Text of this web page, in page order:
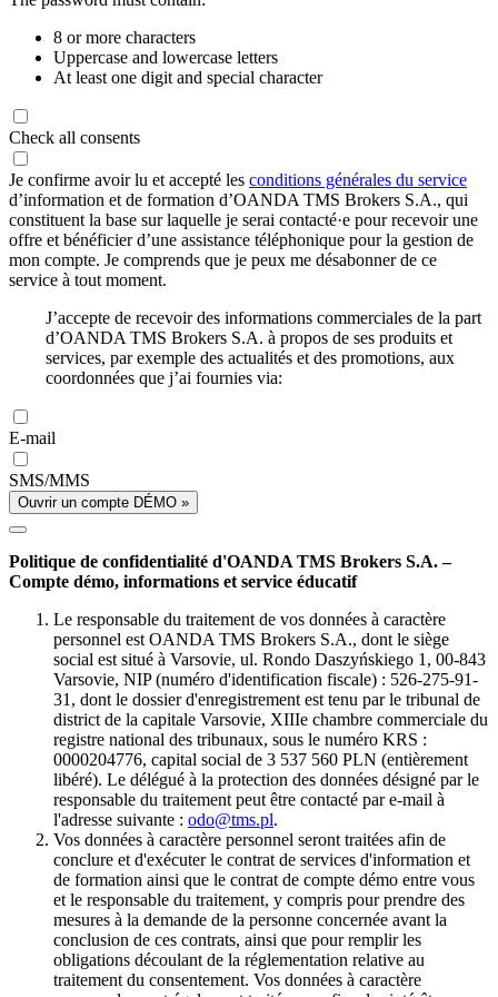
8 or more characters
Uppercase and lowercase letters
At least one digit and special character
Check all consents
Je confirme avoir lu et accepté les conditions générales du service
d’information et de formation d’OANDA TMS Brokers S.A., qui
constituent la base sur laquelle je serai contacté·e pour recevoir une
offre et bénéficier d’une assistance téléphonique pour la gestion de
mon compte. Je comprends que je peux me désabonner de ce
service à tout moment.
J’accepte de recevoir des informations commerciales de la part
d’OANDA TMS Brokers S.A. à propos de ses produits et
services, par exemple des actualités et des promotions, aux
coordonnées que j’ai fournies via:
E-mail
SMS/MMS
Ouvrir un compte DÉMO »
Politique de confidentialité d'OANDA TMS Brokers S.A. –
Compte démo, informations et service éducatif
Le responsable du traitement de vos données à caractère
personnel est OANDA TMS Brokers S.A., dont le siège
social est situé à Varsovie, ul. Rondo Daszyńskiego 1, 00-843
Varsovie, NIP (numéro d'identification fiscale) : 526-275-91-
31, dont le dossier d'enregistrement est tenu par le tribunal de
district de la capitale Varsovie, XIIIe chambre commerciale du
registre national des tribunaux, sous le numéro KRS :
0000204776, capital social de 3 537 560 PLN (entièrement
libéré). Le délégué à la protection des données désigné par le
responsable du traitement peut être contacté par e-mail à
l'adresse suivante : odo@tms.pl.
Vos données à caractère personnel seront traitées afin de
conclure et d'exécuter le contrat de services d'information et
de formation ainsi que le contrat de compte démo entre vous
et le responsable du traitement, y compris pour prendre des
mesures à la demande de la personne concernée avant la
conclusion de ces contrats, ainsi que pour remplir les
obligations découlant de la réglementation relative au
traitement du consentement. Vos données à caractère